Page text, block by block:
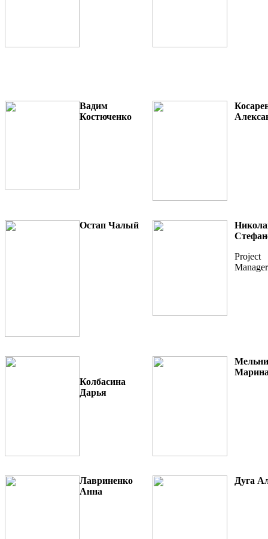
Вадим
Костюченко
А
Остап Чалый
Project
Manager
Колбасина
Дарья
Лавриненко
Анна
Дуга А